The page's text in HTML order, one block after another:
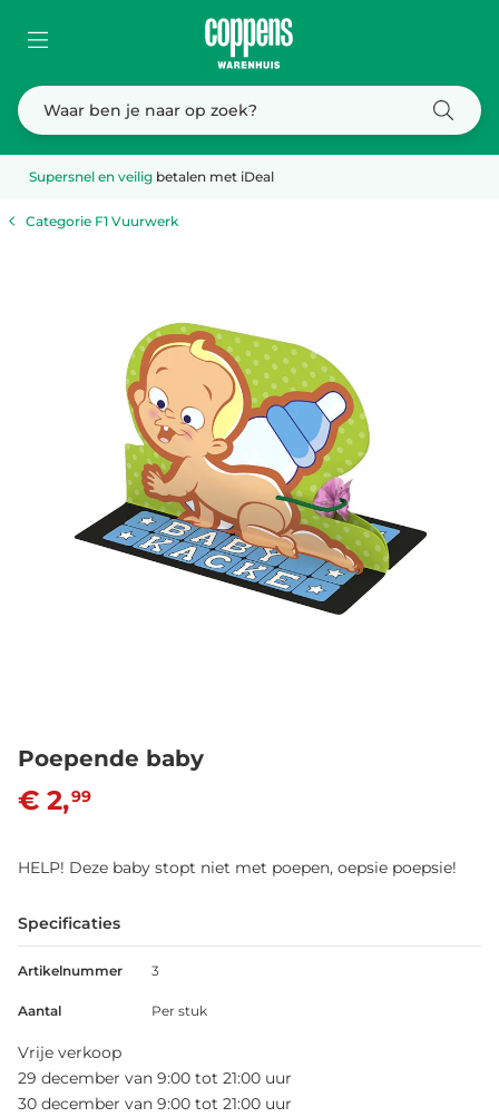
Supersnel en veilig betalen met iDeal
Categorie F1 Vuurwerk
Poepende baby
€ 2,99
HELP! Deze baby stopt niet met poepen, oepsie poepsie!
Specificaties
Artikelnummer 3
Aantal Per stuk
Vrije verkoop
29 december van 9:00 tot 21:00 uur
30 december van 9:00 tot 21:00 uur